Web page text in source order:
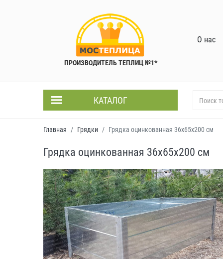
ПРОИЗВОДИТЕЛЬ ТЕПЛИЦ №1*
О нас
КАТАЛОГ
Главная Грядки Грядка оцинкованная 36x65x200 см
Грядка оцинкованная 36x65х200 см